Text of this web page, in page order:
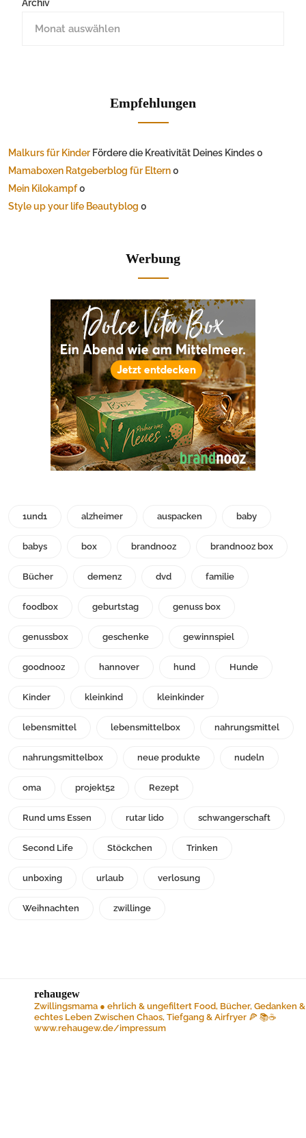
Archiv
Empfehlungen
Malkurs für Kinder Fördere die Kreativität Deines Kindes 0
Mamaboxen Ratgeberblog für Eltern0
Mein Kilokampf0
Style up your life Beautyblog 0
Werbung
1und1 alzheimer auspacken baby
babys box brandnooz brandnooz box
Bücher demenz dvd familie
foodbox geburtstag genuss box
genussbox geschenke gewinnspiel
goodnooz hannover hund Hunde
Kinder kleinkind kleinkinder
lebensmittel lebensmittelbox nahrungsmittel
nahrungsmittelbox neue produkte nudeln
oma projekt52 Rezept
Rund ums Essen rutar lido schwangerschaft
Second Life Stöckchen Trinken
unboxing urlaub verlosung
Weihnachten zwillinge
rehaugew
Zwillingsmama ● ehrlich & ungefiltert Food, Bücher, Gedanken &
echtes Leben Zwischen Chaos, Tiefgang & Airfryer 🍕 📚☕️
www.rehaugew.de/impressum